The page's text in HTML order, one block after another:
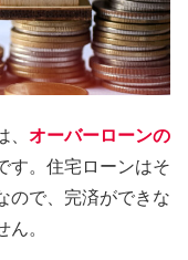
オーバーローンの
す。住宅ローンはそ
ので、完済ができな
。